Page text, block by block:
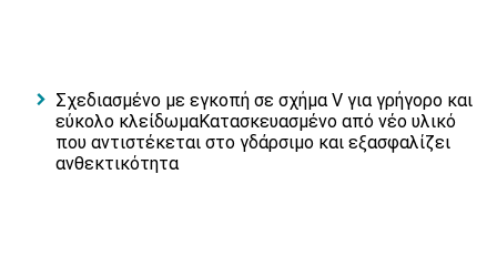
Σχεδιασμένο με εγκοπή σε σχήμα V για γρήγορο και
εύκολο κλείδωμαΚατασκευασμένο από νέο υλικό
που αντιστέκεται στο γδάρσιμο και εξασφαλίζει
ανθεκτικότητα